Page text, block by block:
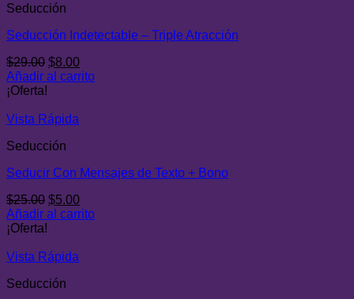
Seducción
Seducción Indetectable – Triple Atracción
$29.00 El
precio
$29.00.
$8.00El
precio
Añadir al carrito
¡Oferta!
Vista Rápida
Seducción
Seducir Con Mensajes de Texto + Bono
$25.00 El
precio
$25.00.
$5.00El
precio
Añadir al carrito
¡Oferta!
Vista Rápida
Seducción